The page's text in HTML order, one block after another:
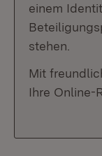
einem
stehen.
Mit
Ihre Online-